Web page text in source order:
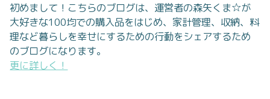
初めまして！こちらのブログは、運営者の森矢くま☆が
大好きな100均での購入品をはじめ、家計管理、収納、料
理など暮らしを幸せにするための行動をシェアするため
のブログになります。
更に詳しく！